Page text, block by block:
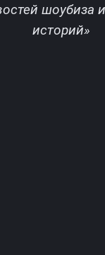
шоубиза
историй»